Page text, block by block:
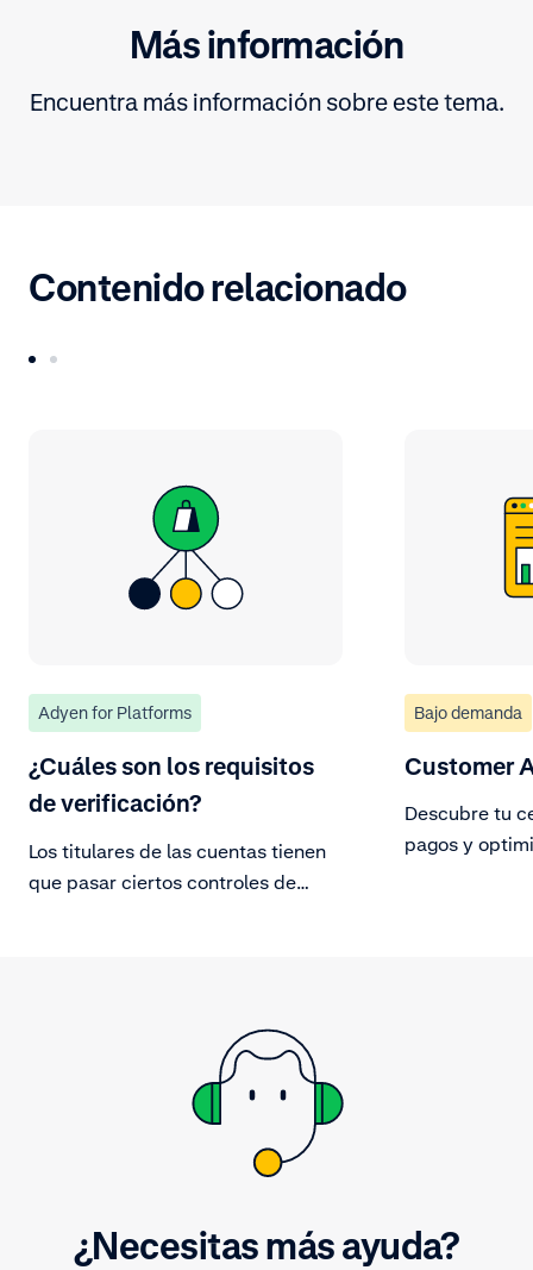
Más información
Encuentra más información sobre este tema.
Contenido relacionado
Adyen for Platforms
¿Cuáles son los requisitos
de verificación?
Los titulares de las cuentas tienen
que pasar ciertos controles de
Bajo demanda
Customer
Descubre tu
pagos y
¿Necesitas más ayuda?